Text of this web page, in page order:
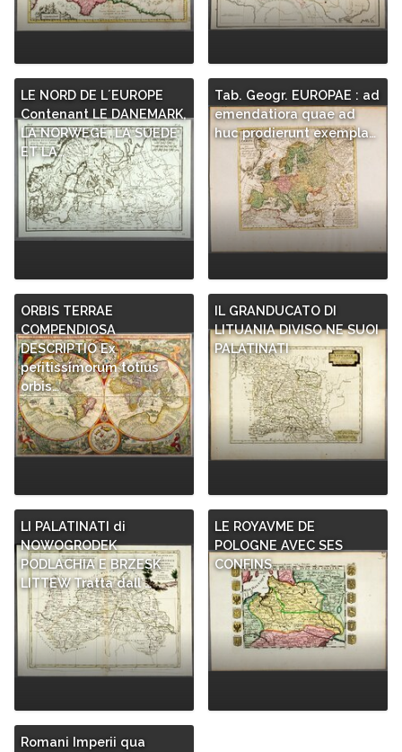
LE NORD DE L´EUROPE
Contenant LE DANEMARK,
LA NORWEGE, LA SUEDE
ET LA…
Tab. Geogr. EUROPAE : ad
emendatiora quae ad
huc prodierunt exempla…
ORBIS TERRAE
COMPENDIOSA
DESCRIPTIO Ex
peritissimorum totius
orbis…
IL GRANDUCATO DI
LITUANIA DIVISO NE SUOI
PALATINATI
LI PALATINATI di
NOWOGRODEK
PODLACHIA E BRZESK
LITTEW Tratta dall´…
LE ROYAVME DE
POLOGNE AVEC SES
CONFINS
Romani Imperii qua